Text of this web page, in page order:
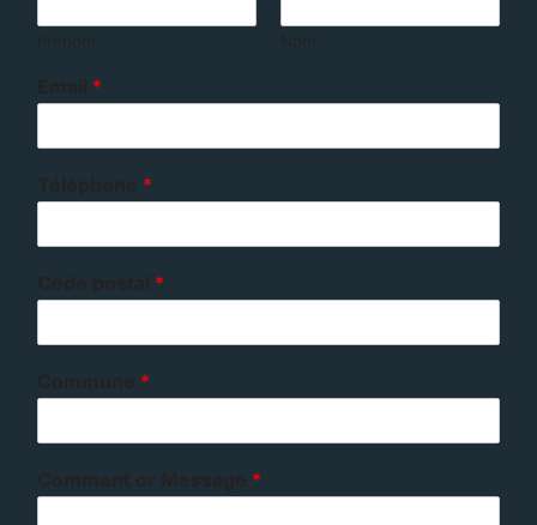
*
*
*
*
*